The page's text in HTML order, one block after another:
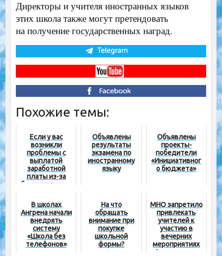
Директоры и учителя иностранных языков
этих школа также могут претендовать
на получение государственных наград.
Похожие темы:
Если у вас
возникли
проблемы с
выплатой
заработной
платы из-за
безответствен
местах,
обратитесь
напрямую в
финансовый
департамент
МНО
Объявлены
результаты
экзамена по
иностранному
языку
Объявлены
проекты-
победители
«Инициативног
о бюджета»
В школах
Ангрена начали
внедрять
систему
«Школа без
телефонов»
На что
обращать
внимание при
покупке
школьной
формы?
МНО запретило
привлекать
учителей к
участию в
вечерних
мероприятиях
Агентства по